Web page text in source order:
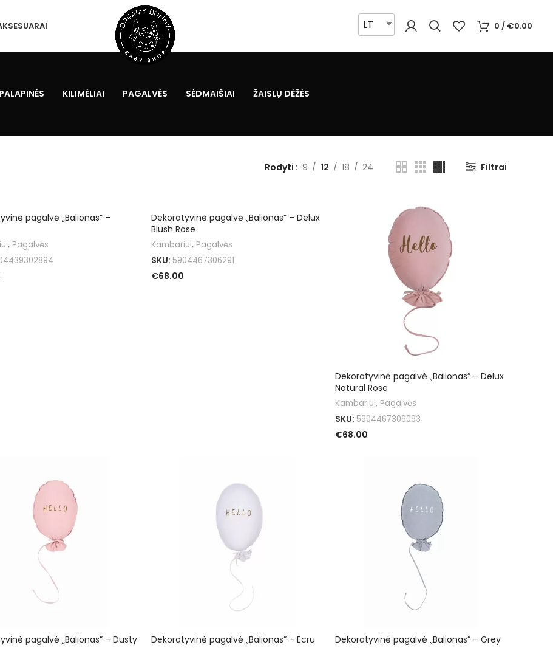
LT 0/ €0.00
KILIMĖLIAI PAGALVĖS SĖDMAIŠIAI ŽAISLŲ DĖŽĖS
Rodyti 9 12 18 24 Filtrai
pagalvė „Balionas” –
, Pagalvės
Dekoratyvinė pagalvė „Balionas” – Delux
Blush Rose
Kambariui, Pagalvės
SKU: 5904467306291
€68.00
Dekoratyvinė pagalvė „Balionas” – Delux
Natural Rose
Kambariui, Pagalvės
SKU: 5904467306093
€68.00
pagalvė „Balionas” – Dusty
Dekoratyvinė pagalvė „Balionas” – Ecru Dekoratyvinė pagalvė „Balionas” – Grey